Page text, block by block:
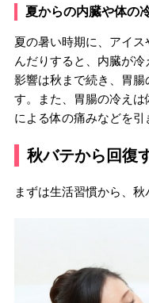
夏からの内臓や体の
夏の暑い時期に、アイ
んだりすると、内臓が
影響は秋まで続き、胃
す。また、胃腸の冷え
による体の痛みなどを引
秋バテから回復
まずは生活習慣から、秋